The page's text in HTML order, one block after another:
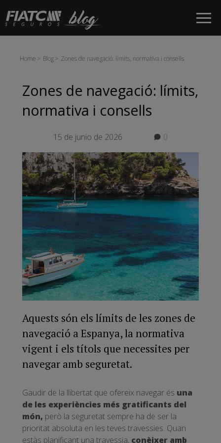
Salta al contingut principal
Home Blog Zones de navegació: límits, normativa i consells
Zones de navegació: límits,
normativa i consells
15 de junio de 2026 0
Aquests són els límits de les zones de
navegació a Espanya, la normativa
vigent i els títols que necessites per
navegar amb seguretat.
Gaudir de la llibertat que ofereix navegar és una
de les experiències més gratificants del
món, però la seguretat sempre ha de ser la
prioritat absoluta en les teves travessies. Quan
estàs planificant una travessia, conèixer amb